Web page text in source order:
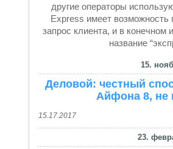
другие операторы
Express имеет возможность
запрос клиента, и в конечном
название
15.
Деловой: честный
Айфона 8, не
15.17.2017
23.